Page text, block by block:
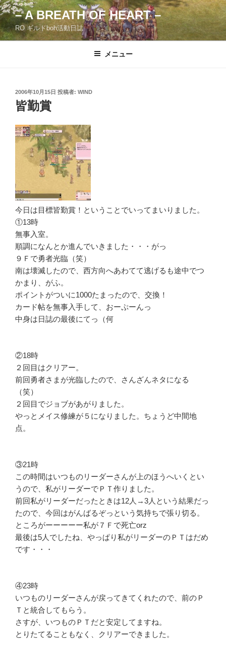
コ
ン
テ
ン
– A BREATH OF HEART –
RO ギルドboh活動日誌
メニュー
投
稿
日:
2006年10月15日 投稿者: WIND
皆勤賞
今日は目標皆勤賞！ということでいってまいりました。
①13時
無事入室。
順調になんとか進んでいきました・・・がっ
９Ｆで勇者光臨（笑）
南は壊滅したので、西方向へあわてて逃げるも途中でつ
かまり、がふ。
ポイントがついに1000たまったので、交換！
カード帖を無事入手して、おーぷーんっ
中身は日誌の最後にてっ（何
②18時
２回目はクリアー。
前回勇者さまが光臨したので、さんざんネタになる
（笑）
２回目でジョブがあがりました。
やっとメイス修練が５になりました。ちょうど中間地
点。
③21時
この時間はいつものリーダーさんが上のほうへいくとい
うので、私がリーダーでＰＴ作りました。
前回私がリーダーだったときは12人→3人という結果だっ
たので、今回はがんばるぞっという気持ちで張り切る。
ところがーーーーー私が７Ｆで死亡orz
最後は5人でしたね、やっぱり私がリーダーのＰＴはだめ
です・・・
④23時
いつものリーダーさんが戻ってきてくれたので、前のＰ
Ｔと統合してもらう。
さすが、いつものＰＴだと安定してますね。
とりたてることもなく、クリアーできました。